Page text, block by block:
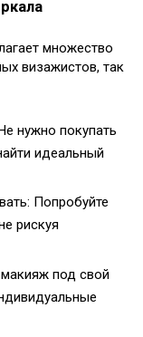
множество
визажистов, так
нужно покупать
идеальный
Попробуйте
рискуя
под свой